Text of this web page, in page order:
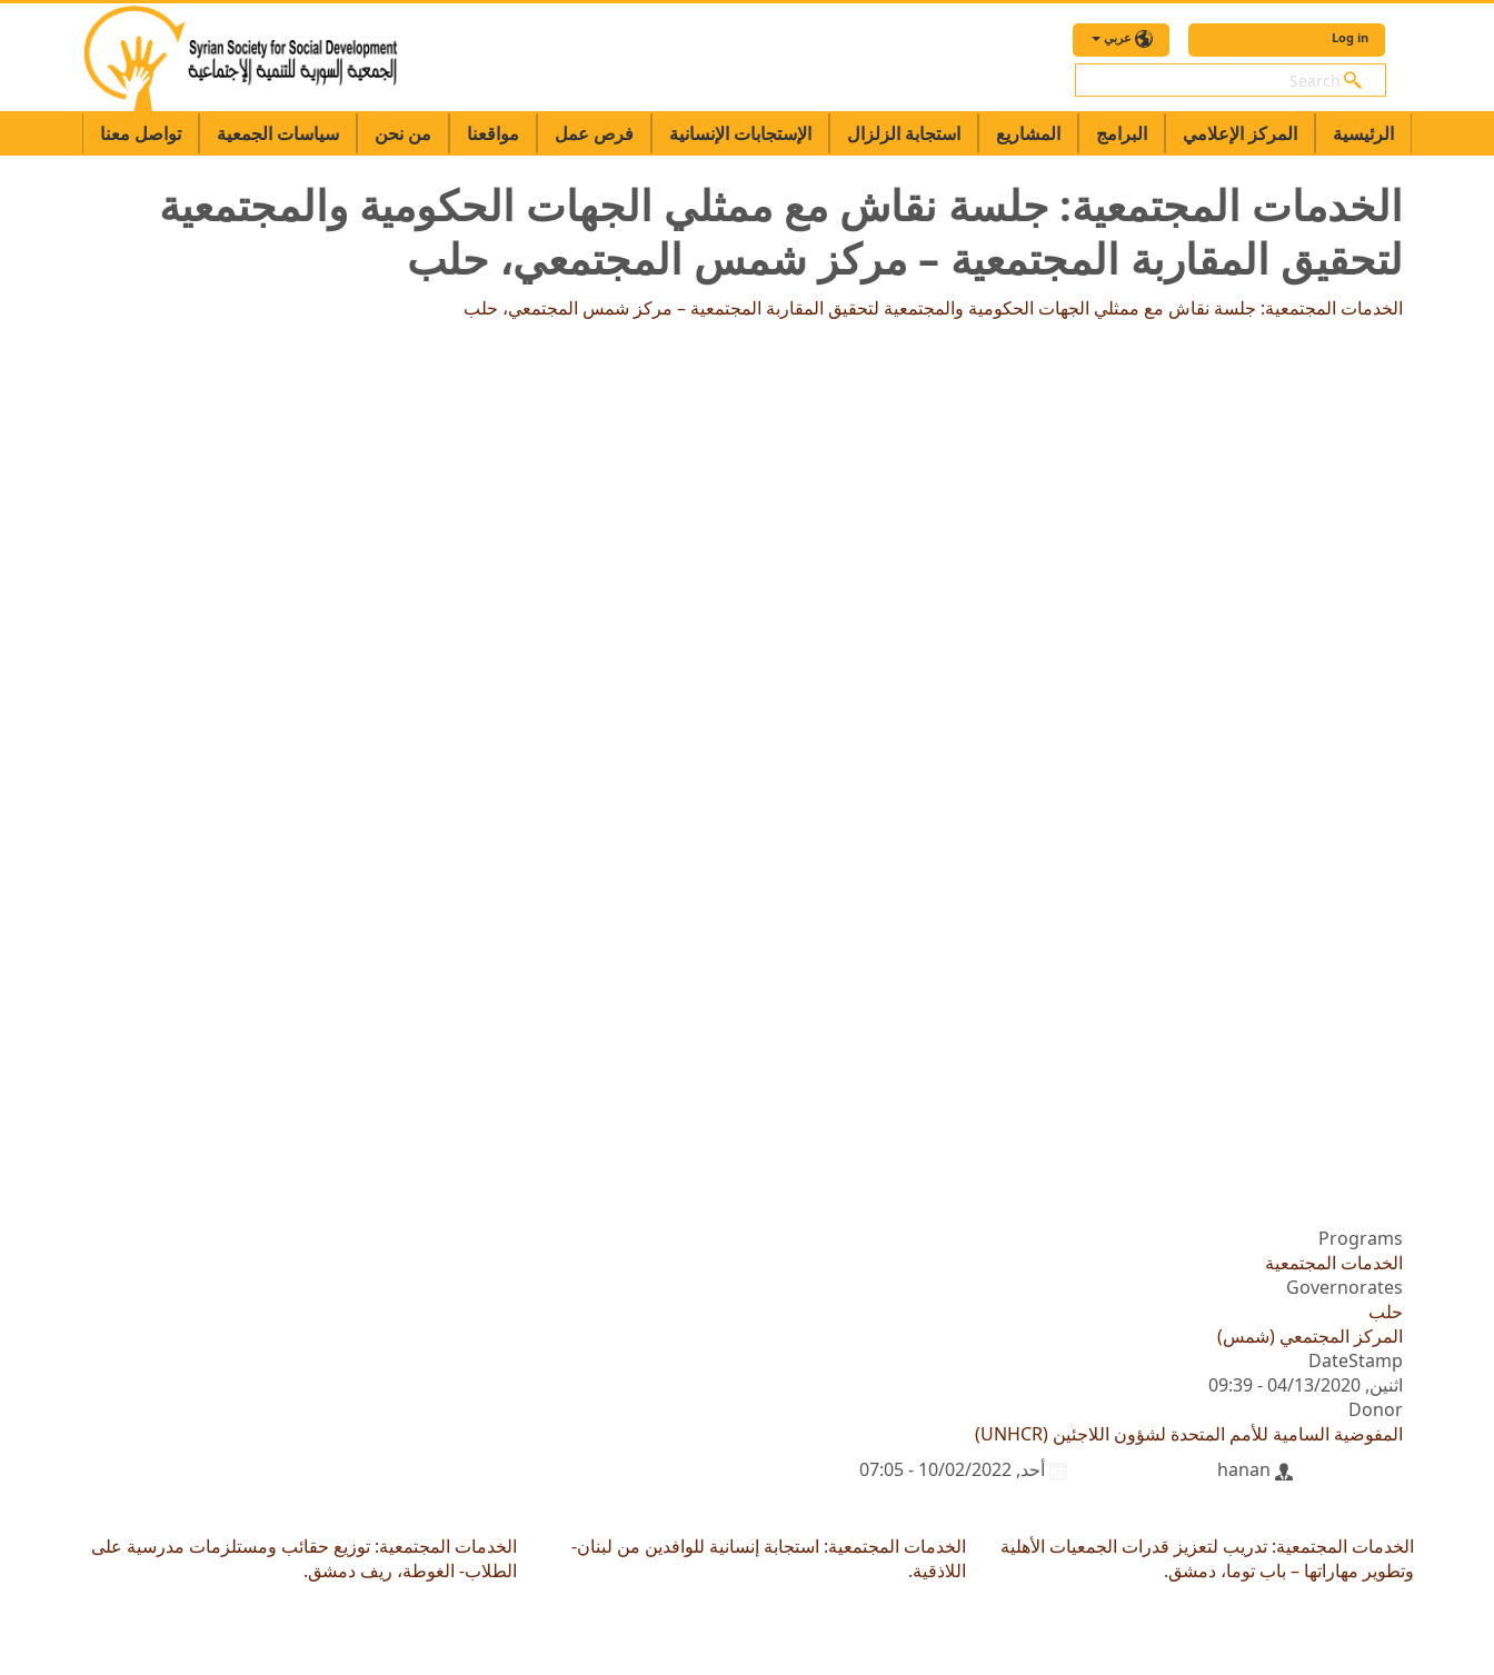
عربي Log in
بحث
الرئيسية المركز الإعلامي البرامج المشاريع استجابة الزلزال الإستجابات الإنسانية فرص عمل مواقعنا من نحن سياسات الجمعية تواصل معنا
الخدمات المجتمعية: جلسة نقاش مع ممثلي الجهات الحكومية والمجتمعية
لتحقيق المقاربة المجتمعية – مركز شمس المجتمعي، حلب
الخدمات المجتمعية: جلسة نقاش مع ممثلي الجهات الحكومية والمجتمعية لتحقيق المقاربة المجتمعية – مركز شمس المجتمعي، حلب
Programs
الخدمات المجتمعية
Governorates
حلب
المركز المجتمعي (شمس)
DateStamp
اثنين, 04/13/2020 - 09:39
Donor
المفوضية السامية للأمم المتحدة لشؤون اللاجئين (UNHCR)
أحد, 10/02/2022 - 07:05
hanan
الخدمات المجتمعية: توزيع حقائب ومستلزمات مدرسية على
الطلاب- الغوطة، ريف دمشق.
الخدمات المجتمعية: استجابة إنسانية للوافدين من لبنان-
اللاذقية.
الخدمات المجتمعية: تدريب لتعزيز قدرات الجمعيات الأهلية
وتطوير مهاراتها – باب توما، دمشق.